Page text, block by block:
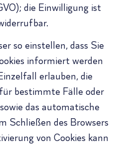
die Einwilligung ist
so einstellen, dass Sie
informiert werden
erlauben, die
bestimmte Fälle oder
das automatische
Schließen des Browsers
von Cookies kann